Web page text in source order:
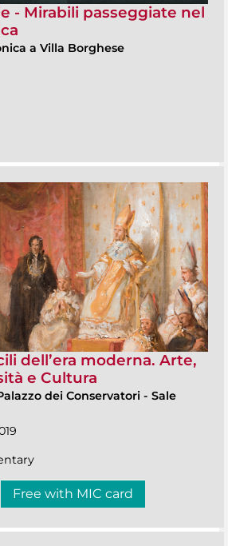
- Mirabili passeggiate nel
a Villa Borghese
dell’era moderna. Arte,
e Cultura
dei Conservatori - Sale
Free with MIC card